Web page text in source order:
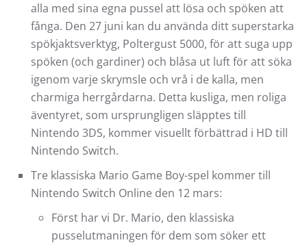
alla med sina egna pussel att lösa och spöken att
fånga. Den 27 juni kan du använda ditt superstarka
spökjaktsverktyg, Poltergust 5000, för att suga upp
spöken (och gardiner) och blåsa ut luft för att söka
igenom varje skrymsle och vrå i de kalla, men
charmiga herrgårdarna. Detta kusliga, men roliga
äventyret, som ursprungligen släpptes till
Nintendo 3DS, kommer visuellt förbättrad i HD till
Nintendo Switch.
Tre klassiska Mario Game Boy-spel kommer till
Nintendo Switch Online den 12 mars:
Först har vi Dr. Mario, den klassiska
pusselutmaningen för dem som söker ett